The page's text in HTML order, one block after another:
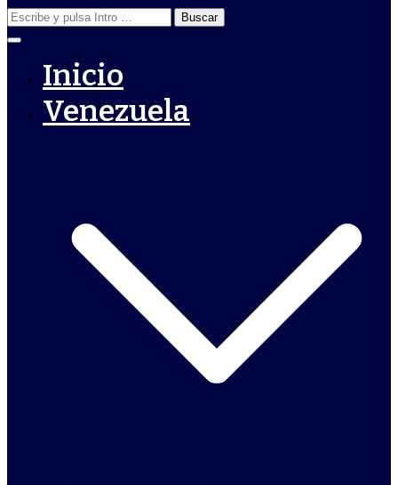
Buscar:
Inicio
Venezuela